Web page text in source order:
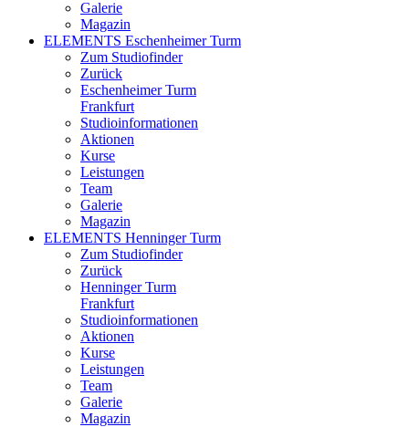
Galerie
Magazin
ELEMENTS Eschenheimer Turm
Zum Studiofinder
Zurück
Eschen­heimer Turm
Frankfurt
Studioinformationen
Aktionen
Kurse
Leistungen
Team
Galerie
Magazin
ELEMENTS Henninger Turm
Zum Studiofinder
Zurück
Henninger Turm
Frankfurt
Studioinformationen
Aktionen
Kurse
Leistungen
Team
Galerie
Magazin